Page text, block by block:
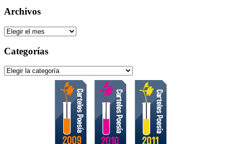
Archivos
Archivos
Categorías
Categorías